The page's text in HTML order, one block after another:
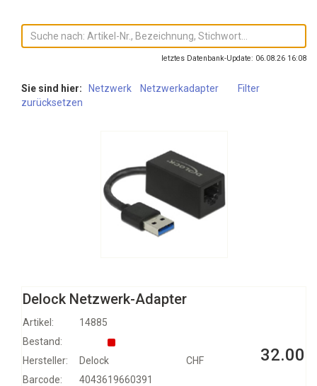
letztes Datenbank-Update: 06.08.26 16:08
Sie sind hier: Netzwerk Netzwerkadapter
Filter
zurücksetzen
Delock Netzwerk-Adapter
Artikel: 14885
CHF 32.00
Bestand:
Hersteller:
Delock
Barcode:
4043619660391